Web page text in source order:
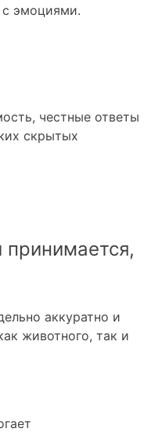
с эмоциями.
честные ответы
скрытых
принимается,
аккуратно и
животного, так и